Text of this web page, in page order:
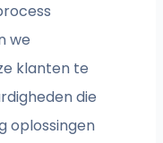
we
klanten te
die
oplossingen